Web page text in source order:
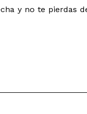
y no te pierdas